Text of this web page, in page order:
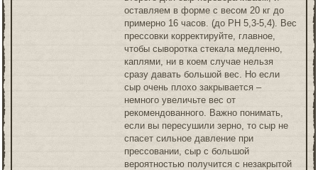
оставляем в форме с весом 20 кг до
примерно 16 часов. (до РН 5,3-5,4). Вес
прессовки корректируйте, главное,
чтобы сыворотка стекала медленно,
каплями, ни в коем случае нельзя
сразу давать большой вес. Но если
сыр очень плохо закрывается –
немного увеличьте вес от
рекомендованного. Важно понимать,
если вы пересушили зерно, то сыр не
спасет сильное давление при
прессовании, сыр с большой
вероятностью получится с незакрытой